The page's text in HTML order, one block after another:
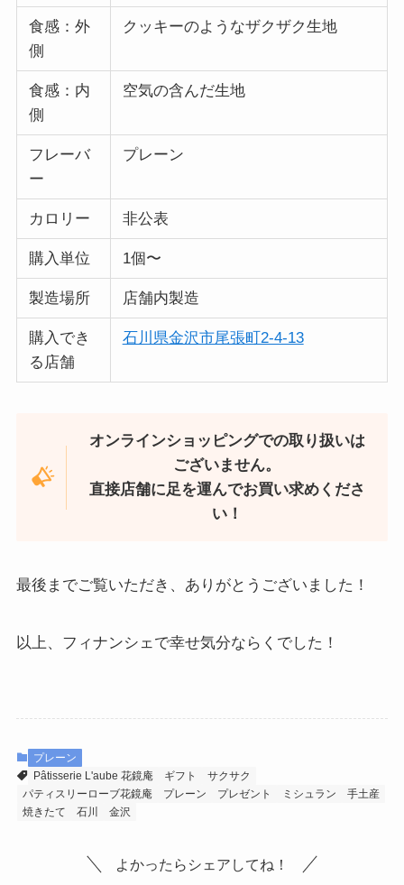
食感：外
側
クッキーのようなザクザク生地
食感：内
側
空気の含んだ生地
フレーバ
ー
プレーン
カロリー 非公表
購入単位 1個〜
製造場所 店舗内製造
購入でき
る店舗
石川県金沢市尾張町2-4-13
オンラインショッピングでの取り扱いは
ございません。
直接店舗に足を運んでお買い求めくださ
い！
最後までご覧いただき、ありがとうございました！
以上、フィナンシェで幸せ気分ならくでした！
プレーン
Pâtisserie L'aube 花鏡庵
ギフト
サクサク
パティスリーローブ花鏡庵
プレーン プレゼント ミシュラン
手土産
焼きたて
石川 金沢
よかったらシェアしてね！